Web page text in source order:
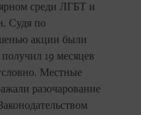
среди ЛГБТ и
Судя по
акции были
19 месяцев
Местные
разочарование